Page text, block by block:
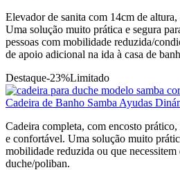
Elevador de sanita com 14cm de altura,
Uma solução muito prática e segura
pessoas com mobilidade reduzida/
de apoio adicional na ida à casa de
Destaque-23%Limitado
Cadeira de Banho Samba Ayudas
Cadeira completa, com encosto
e confortável. Uma solução muito
mobilidade reduzida ou que
duche/poliban.